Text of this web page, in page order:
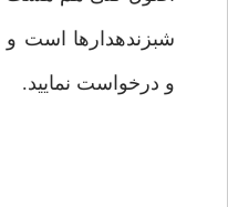
شب‏زنده‏دارها است و
و درخواست نماييد.